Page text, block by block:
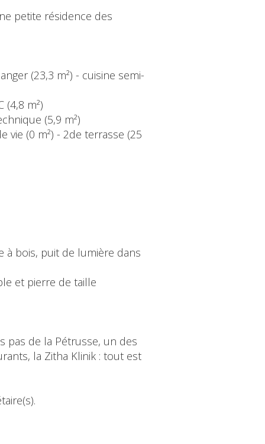
petite résidence des
(23,3 m²) - cuisine semi-
(4,8 m²)
(5,9 m²)
vie (0 m²) - 2de terrasse (25
à bois, puit de lumière dans
et pierre de taille
pas de la Pétrusse, un des
la Zitha Klinik : tout est